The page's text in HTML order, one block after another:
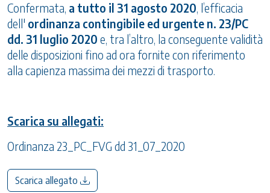
Confermata, a tutto il 31 agosto 2020, l’efficacia
dell' ordinanza contingibile ed urgente n. 23/PC
dd. 31 luglio 2020 e, tra l’altro, la conseguente validità
delle disposizioni fino ad ora fornite con riferimento
alla capienza massima dei mezzi di trasporto.
Scarica su allegati:
Ordinanza 23_PC_FVG dd 31_07_2020
Scarica allegato